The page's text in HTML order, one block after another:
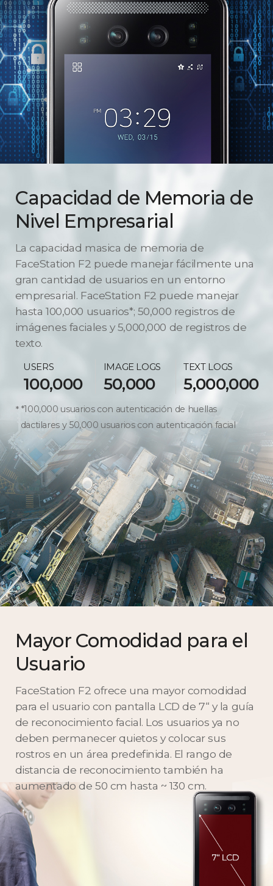
Capacidad de Memoria de
Nivel Empresarial
La capacidad masica de memoria de
FaceStation F2 puede manejar fácilmente una
gran cantidad de usuarios en un entorno
empresarial. FaceStation F2 puede manejar
hasta 100,000 usuarios*; 50,000 registros de
imágenes faciales y 5,000,000 de registros de
texto.
USERS
100,000
IMAGE LOGS
50,000
TEXT LOGS
5,000,000
*100,000 usuarios con autenticación de huellas
dactilares y 50,000 usuarios con autenticación facial
Mayor Comodidad para el
Usuario
FaceStation F2 ofrece una mayor comodidad
para el usuario con pantalla LCD de 7“ y la guía
de reconocimiento facial. Los usuarios ya no
deben permanecer quietos y colocar sus
rostros en un área predefinida. El rango de
distancia de reconocimiento también ha
aumentado de 50 cm hasta ~ 130 cm.